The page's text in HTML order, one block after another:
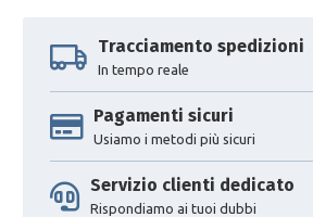
Tracciamento spedizioni
In tempo reale
Pagamenti sicuri
Usiamo i metodi più sicuri
Servizio clienti dedicato
Rispondiamo ai tuoi dubbi